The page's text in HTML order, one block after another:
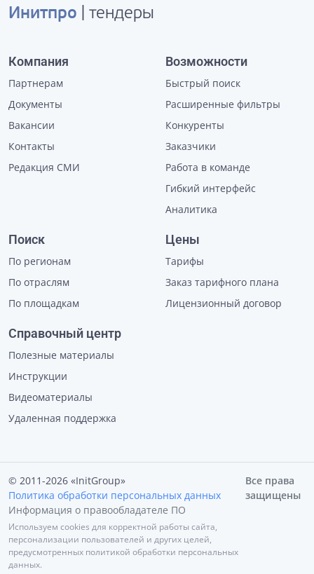
Инитпро | тендеры
Компания
Партнерам
Документы
Вакансии
Контакты
Редакция СМИ
Возможности
Быстрый поиск
Расширенные фильтры
Конкуренты
Заказчики
Работа в команде
Гибкий интерфейс
Аналитика
Поиск
По регионам
По отраслям
По площадкам
Цены
Тарифы
Заказ тарифного плана
Лицензионный договор
Справочный центр
Полезные материалы
Инструкции
Видеоматериалы
Удаленная поддержка
© 2011-2026 «InitGroup»
Политика обработки персональных данных
Информация о правообладателе ПО
Используем cookies для корректной работы сайта,
персонализации пользователей и других целей,
предусмотренных политикой обработки персональных
данных.
Все права
защищены